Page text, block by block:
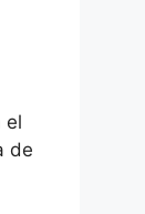
el
de